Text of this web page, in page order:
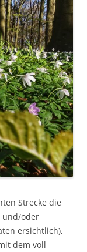
Strecke die
und/oder
ersichtlich),
dem voll